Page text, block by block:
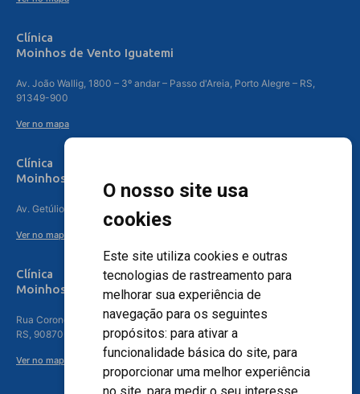
O nosso site usa
cookies
Este site utiliza cookies e outras
tecnologias de rastreamento para
melhorar sua experiência de
navegação para os seguintes
propósitos: para ativar a
funcionalidade básica do site, para
proporcionar uma melhor experiência
Clínica
Moinhos de Vento Iguatemi
Av. João Wallig, 1800 – 3º andar – Passo d'Areia, Porto Alegre – RS,
91349-900
Ver no mapa
Clínica
Moinhos de Vento Canoas
Av. Getúlio Vargas, 4841 – Centro, Canoas – RS, 92010-010
Ver no mapa
Clínica
Moinhos de Vento - Teresópolis
Rua Coronel Aparício Borges, 250 - 3º andar - Teresópolis, Porto Alegre -
RS, 90870-016
Ver no mapa